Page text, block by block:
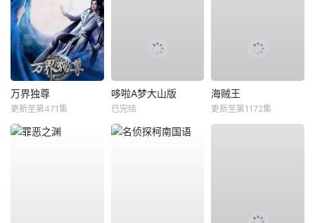
万界独尊
更新至第471集
哆啦A梦大山版
已完结
海贼王
更新至第1172集